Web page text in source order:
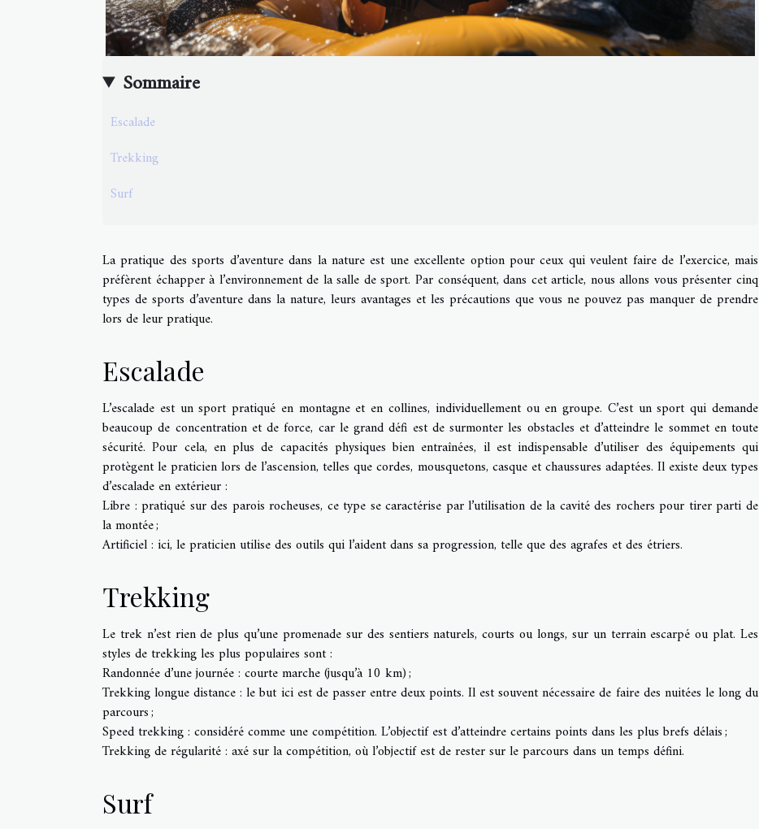
Sommaire
Escalade
Trekking
Surf
La pratique des sports d’aventure dans la nature est une excellente option pour ceux qui veulent faire de l’exercice, mais
préfèrent échapper à l’environnement de la salle de sport. Par conséquent, dans cet article, nous allons vous présenter cinq
types de sports d’aventure dans la nature, leurs avantages et les précautions que vous ne pouvez pas manquer de prendre
lors de leur pratique.
Escalade
L’escalade est un sport pratiqué en montagne et en collines, individuellement ou en groupe. C’est un sport qui demande
beaucoup de concentration et de force, car le grand défi est de surmonter les obstacles et d’atteindre le sommet en toute
sécurité. Pour cela, en plus de capacités physiques bien entraînées, il est indispensable d’utiliser des équipements qui
protègent le praticien lors de l’ascension, telles que cordes, mousquetons, casque et chaussures adaptées. Il existe deux types
d’escalade en extérieur :
Libre : pratiqué sur des parois rocheuses, ce type se caractérise par l’utilisation de la cavité des rochers pour tirer parti de
la montée ;
Artificiel : ici, le praticien utilise des outils qui l’aident dans sa progression, telle que des agrafes et des étriers.
Trekking
Le trek n’est rien de plus qu’une promenade sur des sentiers naturels, courts ou longs, sur un terrain escarpé ou plat. Les
styles de trekking les plus populaires sont :
Randonnée d’une journée : courte marche (jusqu’à 10 km) ;
Trekking longue distance : le but ici est de passer entre deux points. Il est souvent nécessaire de faire des nuitées le long du
parcours ;
Speed trekking : considéré comme une compétition. L’objectif est d’atteindre certains points dans les plus brefs délais ;
Trekking de régularité : axé sur la compétition, où l’objectif est de rester sur le parcours dans un temps défini.
Surf